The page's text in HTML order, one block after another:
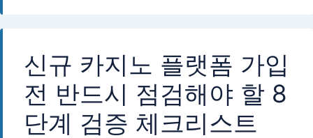
신규 카지노 플랫폼 가입
전 반드시 점검해야 할 8
단계 검증 체크리스트